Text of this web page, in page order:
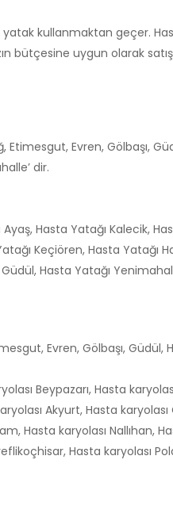
yatak kullanmaktan geçer.
bütçesine uygun olarak
Etimesgut, Evren, Gölbaşı,
dir.
Hasta Yatağı Kalecik,
Keçiören, Hasta Yatağı
Hasta Yatağı
Evren, Gölbaşı, Güdül,
Beypazarı, Hasta
Akyurt, Hasta karyolası
Hasta karyolası Nallıhan,
Hasta karyolası